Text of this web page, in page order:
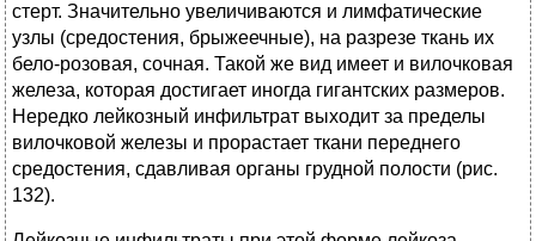
стерт. Значительно увеличиваются и лимфатические
узлы (средостения, брыжеечные), на разрезе ткань их
бело-розовая, сочная. Такой же вид имеет и вилочковая
железа, которая достигает иногда гигантских размеров.
Нередко лейкозный инфильтрат выходит за пределы
вилочковой железы и прорастает ткани переднего
средостения, сдавливая органы грудной полости (рис.
132).